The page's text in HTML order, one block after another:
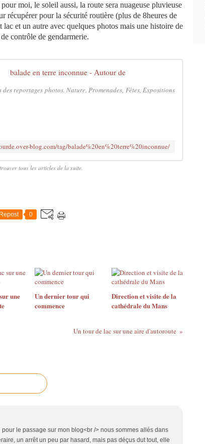
moi, le soleil aussi, la route sera nuageuse pluvieuse
récupérer pour la sécurité routière (plus de 8heures de
et un autre avec quelques photos mais une histoire de
contrôle de gendarmerie.
balade en terre inconnue - Autour de
reportages photos. Nature, Promenades, Fêtes, Expositions
blog.com/tag/balade%20en%20terre%20inconnue/
tous les articles de la suite.
0
une
Un dernier tour qui
commence
Direction et visite de la
cathédrale du Mans
Un tour de lac sur une aire d'autoroute
le passage sur mon blog<br /> nous sommes allés dans
un arrêt un peu par hasard, mais pas déçus dut tout, elle